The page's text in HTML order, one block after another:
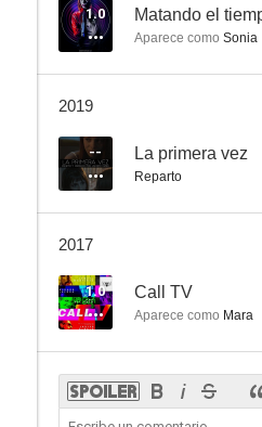
1.0 Matando el
Aparece como Sonia
2019
-- La primera vez
Reparto
2017
1.0 Call TV
Aparece como Mara